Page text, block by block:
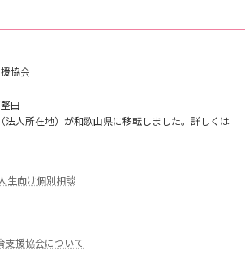
協会
田
法人所在地）が和歌山県に移転しました。詳しくは
生向け個別相談
支援協会について